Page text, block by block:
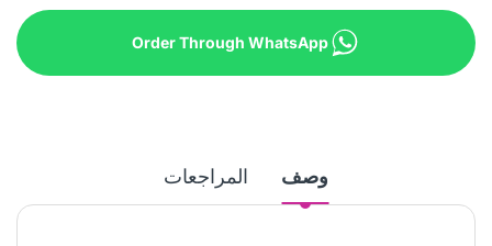
Order Through WhatsApp
وصف المراجعات